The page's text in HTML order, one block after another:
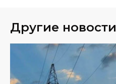
Другие новости